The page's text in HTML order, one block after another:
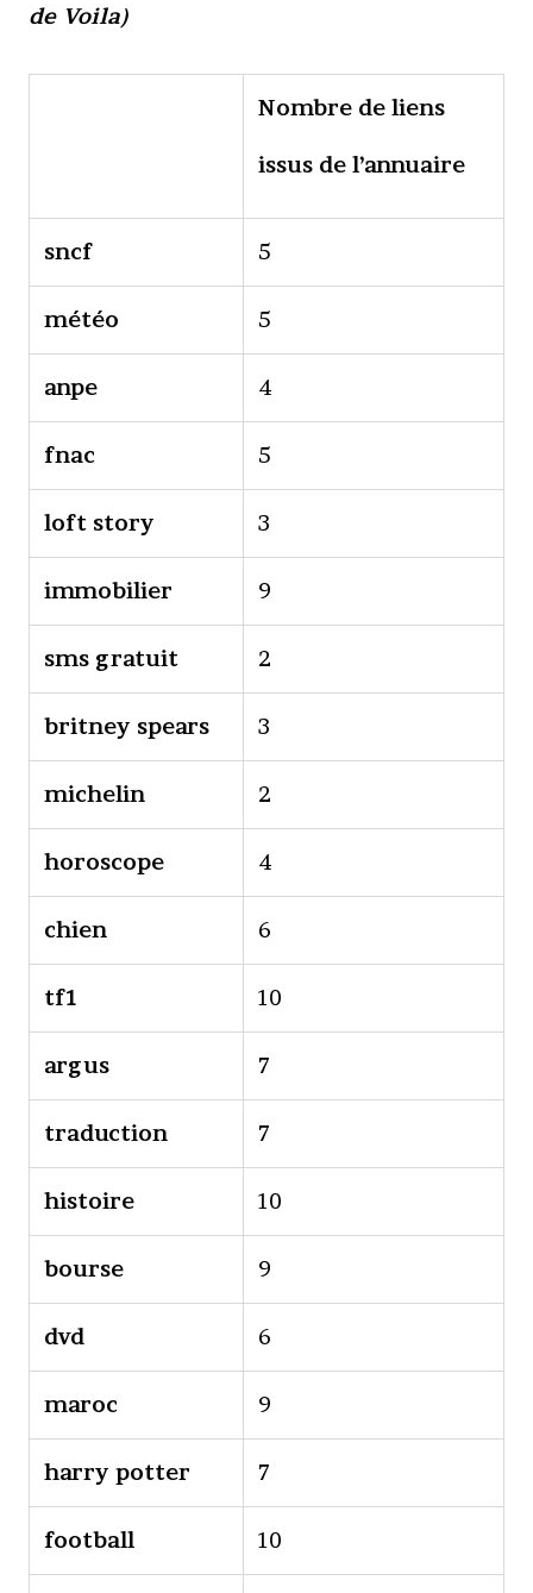
de Voila)
Nombre de liens
issus de l’annuaire
sncf 5
météo 5
anpe 4
fnac 5
loft story 3
immobilier 9
sms gratuit 2
britney spears 3
michelin 2
horoscope 4
chien 6
tf1 10
argus 7
traduction 7
histoire 10
bourse 9
dvd 6
maroc 9
harry potter 7
football 10